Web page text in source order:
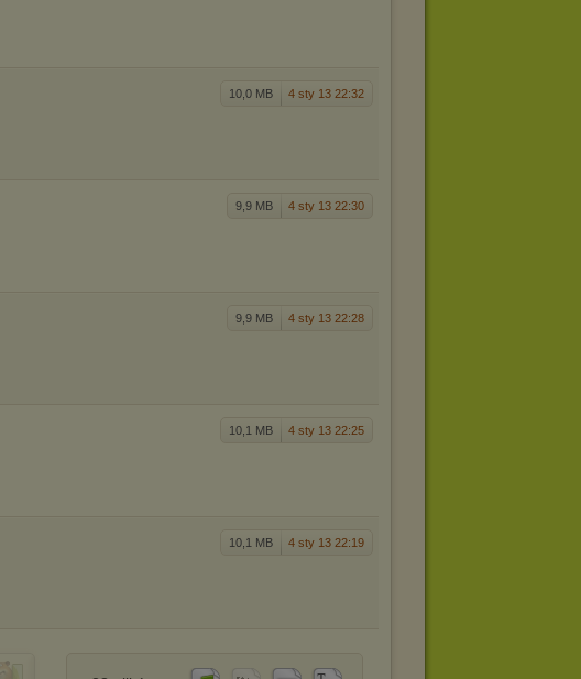
10,0 MB 4 sty 13 22:32
9,9 MB 4 sty 13 22:30
9,9 MB 4 sty 13 22:28
10,1 MB 4 sty 13 22:25
10,1 MB 4 sty 13 22:19